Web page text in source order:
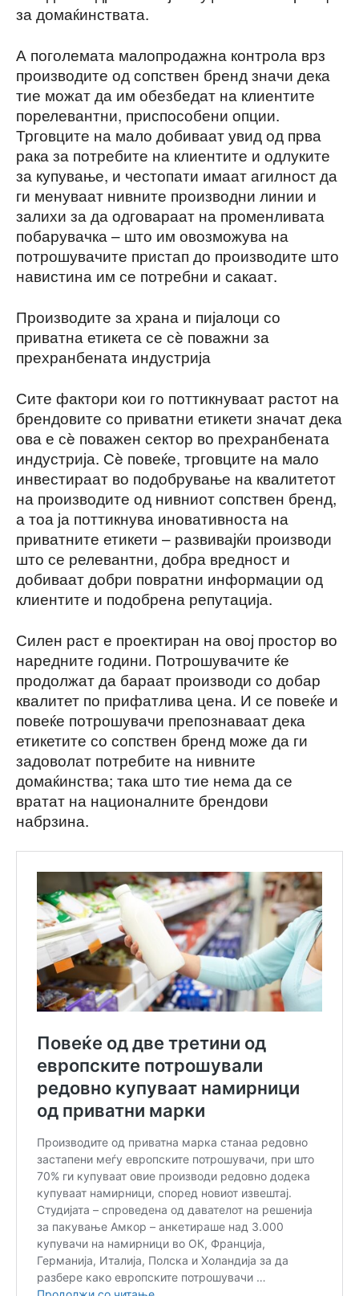
за домаќинствата.
А поголемата малопродажна контрола врз
производите од сопствен бренд значи дека
тие можат да им обезбедат на клиентите
порелевантни, приспособени опции.
Трговците на мало добиваат увид од прва
рака за потребите на клиентите и одлуките
за купување, и честопати имаат агилност да
ги менуваат нивните производни линии и
залихи за да одговараат на променливата
побарувачка – што им овозможува на
потрошувачите пристап до производите што
навистина им се потребни и сакаат.
Производите за храна и пијалоци со
приватна етикета се сè поважни за
прехранбената индустрија
Сите фактори кои го поттикнуваат растот на
брендовите со приватни етикети значат дека
ова е сè поважен сектор во прехранбената
индустрија. Сè повеќе, трговците на мало
инвестираат во подобрување на квалитетот
на производите од нивниот сопствен бренд,
а тоа ја поттикнува иновативноста на
приватните етикети – развивајќи производи
што се релевантни, добра вредност и
добиваат добри повратни информации од
клиентите и подобрена репутација.
Силен раст е проектиран на овој простор во
наредните години. Потрошувачите ќе
продолжат да бараат производи со добар
квалитет по прифатлива цена. И се повеќе и
повеќе потрошувачи препознаваат дека
етикетите со сопствен бренд може да ги
задоволат потребите на нивните
домаќинства; така што тие нема да се
вратат на националните брендови
набрзина.